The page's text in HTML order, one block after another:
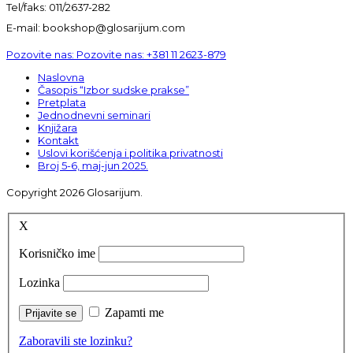
Tel/faks: 011/2637-282
E-mail: bookshop@glosarijum.com
Pozovite nas: Pozovite nas: +381 11 2623-879
Naslovna
Časopis “Izbor sudske prakse”
Pretplata
Jednodnevni seminari
Knjižara
Kontakt
Uslovi korišćenja i politika privatnosti
Broj 5-6, maj-jun 2025.
Copyright 2026 Glosarijum.
X
Korisničko ime
Lozinka
Zapamti me
Zaboravili ste lozinku?